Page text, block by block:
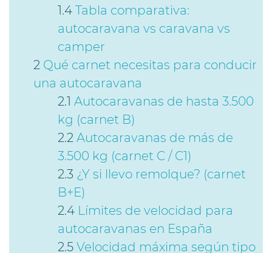
Tabla comparativa:
autocaravana vs caravana vs
camper
Qué carnet necesitas para conducir
una autocaravana
Autocaravanas de hasta 3.500
kg (carnet B)
Autocaravanas de más de
3.500 kg (carnet C / C1)
¿Y si llevo remolque? (carnet
B+E)
Límites de velocidad para
autocaravanas en España
Velocidad máxima según tipo